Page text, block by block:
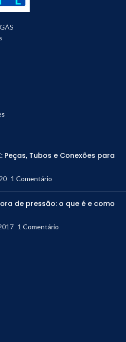
Peças, Tubos e Conexões para
1 Comentário
de pressão: o que é e como
1 Comentário